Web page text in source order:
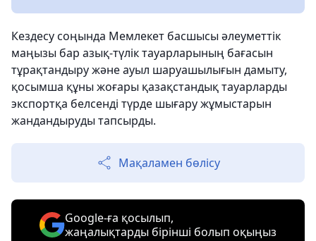
Кездесу соңында Мемлекет басшысы әлеуметтік
маңызы бар азық-түлік тауарларының бағасын
тұрақтандыру және ауыл шаруашылығын дамыту,
қосымша құны жоғары қазақстандық тауарларды
экспортқа белсенді түрде шығару жұмыстарын
жандандыруды тапсырды.
Мақаламен бөлісу
Google-ға қосылып,
жаңалықтарды бірінші болып оқыңыз